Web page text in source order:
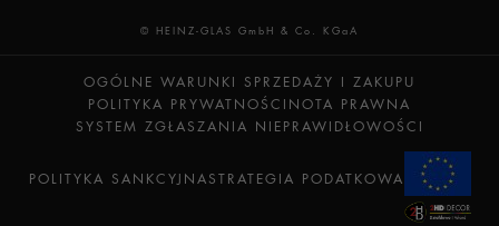
© HEINZ-GLAS GmbH & Co. KGaA
OGÓLNE WARUNKI SPRZEDAŻY I ZAKUPU
POLITYKA PRYWATNOŚCI NOTA PRAWNA
SYSTEM ZGŁASZANIA NIEPRAWIDŁOWOŚCI
POLITYKA SANKCYJNASTRATEGIA PODATKOWA